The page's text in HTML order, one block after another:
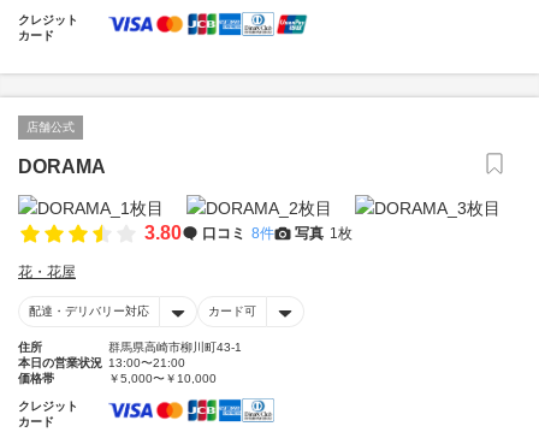
クレジット
カード
店舗公式
DORAMA
3.80 口コミ 8件 写真 1枚
花・花屋
配達・デリバリー対応 カード可
住所
群馬県高崎市柳川町43-1
本日の営業状況 13:00〜21:00
価格帯
￥5,000〜￥10,000
クレジット
カード